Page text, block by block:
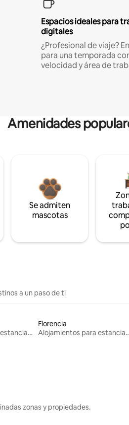
Espacios ideales para
digitales
¿Profesional de viaje?
para una temporada
velocidad y área de
Amenidades
Se admiten
mascotas
a un paso de ti
Alojamientos para estancias largas
Florencia
Alojamientos
zonas y propiedades.